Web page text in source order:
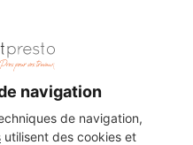
navigation
de navigation,
utilisent des cookies et
DEVIS